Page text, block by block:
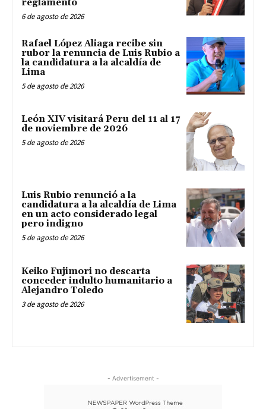
reglamento
6 de agosto de 2026
Rafael López Aliaga recibe sin
rubor la renuncia de Luis Rubio a
la candidatura a la alcaldía de
Lima
5 de agosto de 2026
León XIV visitará Peru del 11 al 17
de noviembre de 2026
5 de agosto de 2026
Luis Rubio renunció a la
candidatura a la alcaldía de Lima
en un acto considerado legal
pero indigno
5 de agosto de 2026
Keiko Fujimori no descarta
conceder indulto humanitario a
Alejandro Toledo
3 de agosto de 2026
- Advertisement -